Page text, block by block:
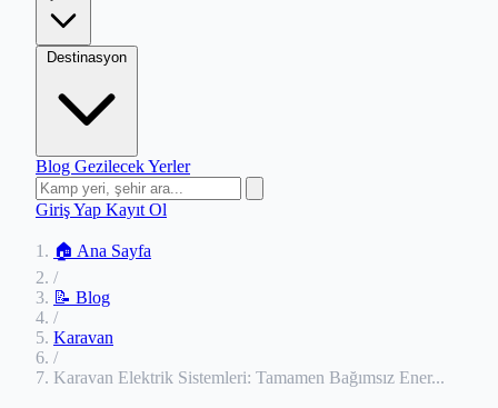
Destinasyon
Blog Gezilecek Yerler
Giriş Yap Kayıt Ol
🏠 Ana Sayfa
/
📝 Blog
/
Karavan
/
Karavan Elektrik Sistemleri: Tamamen Bağımsız Ener...